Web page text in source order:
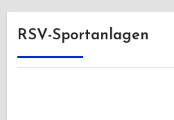
RSV-Sportanlagen